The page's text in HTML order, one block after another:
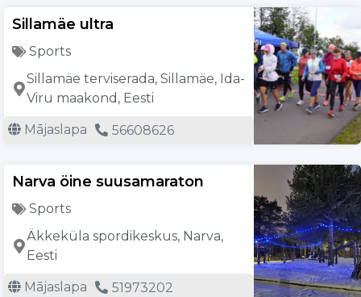
Sillamäe ultra
Sports
Sillamäe terviserada, Sillamäe, Ida-
Viru maakond, Eesti
Mājaslapa 56608626
Narva öine suusamaraton
Sports
Äkkeküla spordikeskus, Narva,
Eesti
Mājaslapa 51973202